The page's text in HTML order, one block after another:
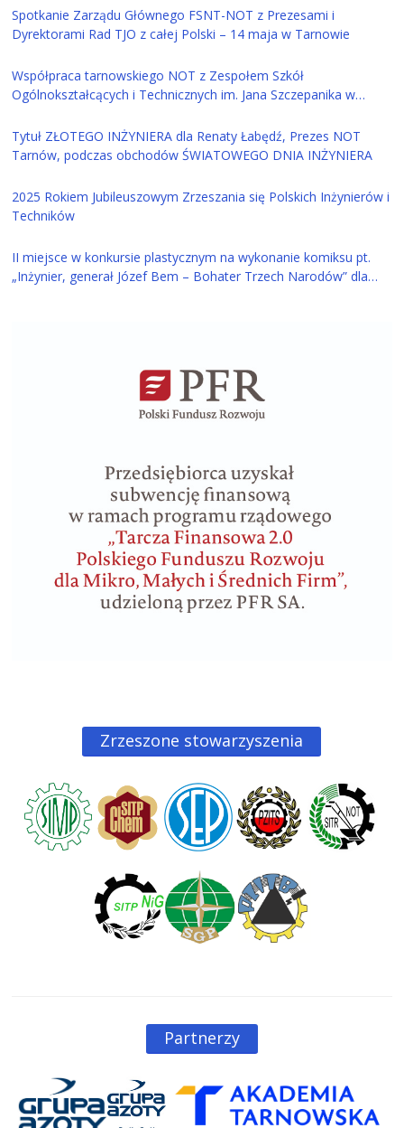
Spotkanie Zarządu Głównego FSNT-NOT z Prezesami i
Dyrektorami Rad TJO z całej Polski – 14 maja w Tarnowie
Współpraca tarnowskiego NOT z Zespołem Szkół
Ogólnokształcących i Technicznych im. Jana Szczepanika w
Tytuł ZŁOTEGO INŻYNIERA dla Renaty Łabędź, Prezes NOT
Tarnów, podczas obchodów ŚWIATOWEGO DNIA INŻYNIERA
2025 Rokiem Jubileuszowym Zrzeszania się Polskich Inżynierów i
Techników
II miejsce w konkursie plastycznym na wykonanie komiksu pt.
„Inżynier, generał Józef Bem – Bohater Trzech Narodów” dla
Zrzeszone stowarzyszenia
Partnerzy